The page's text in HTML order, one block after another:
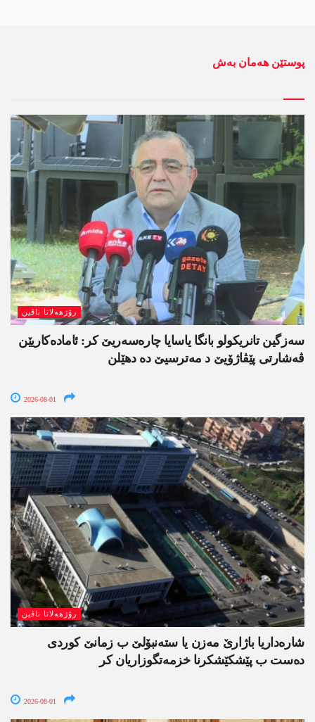
پوستێن ھەمان بەش
رۆژھەلاتا ناڤین
سەزگین تانریکولو بانگا یاسایا چارەسەریێ کر: ئامادەکاریێن
ڤەشارتی پێڤاژۆیێ د مەترسیێ دە دھێلن
2026-08-01
رۆژھەلاتا ناڤین
شارەداریا باژارێ مەزن یا ستەنبۆلێ ب زمانێ کوردی
دەست ب پێشکێشکرنا خزمەتگوزاریان کر
2026-08-01